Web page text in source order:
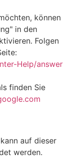
können
in den
Folgen
Help/answer
finden Sie
auf dieser
werden.